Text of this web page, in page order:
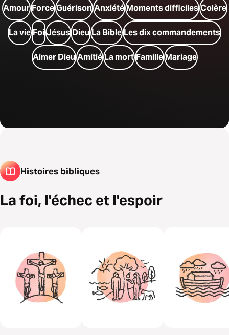
AmourForceGuérisonAnxiétéMoments difficilesColère
La vie FoiJésusDieuLa BibleLes dix commandements
Aimer DieuAmitiéLa mortFamilleMariage
Histoires bibliques
La foi, l'échec et l'espoir